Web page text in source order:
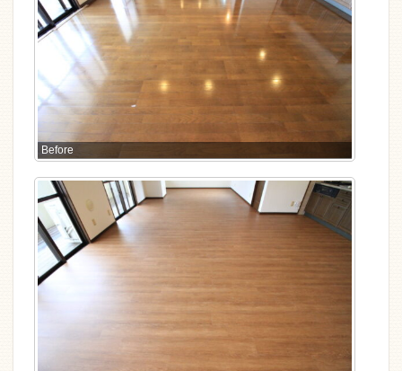
Before